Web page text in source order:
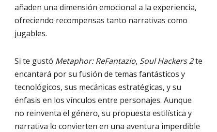
añaden una dimensión emocional a la experiencia,
ofreciendo recompensas tanto narrativas como
jugables.
Si te gustó Metaphor: ReFantazio, Soul Hackers 2te
encantará por su fusión de temas fantásticos y
tecnológicos, sus mecánicas estratégicas, y su
énfasis en los vínculos entre personajes. Aunque
no reinventa el género, su propuesta estilística y
narrativa lo convierten en una aventura imperdible